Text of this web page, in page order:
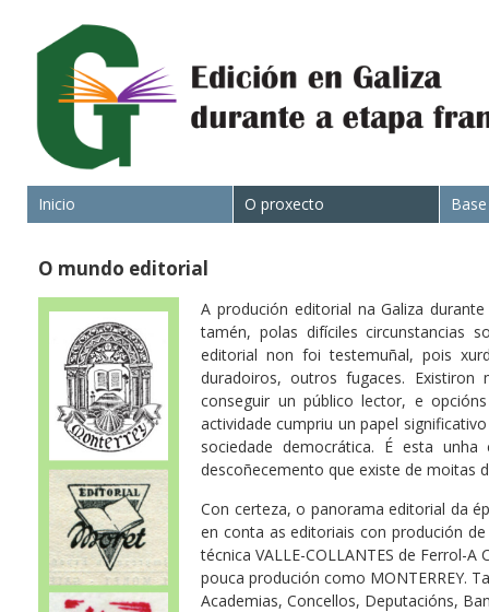
Inicio O proxecto
O mundo editorial
A produción editorial na Galiza
tamén, polas difíciles circunstancias
editorial non foi testemuñal, pois
duradoiros, outros fugaces.
conseguir un público lector, e
actividade cumpriu un papel
sociedade democrática. É esta
descoñecemento que existe de moitas
Con certeza, o panorama editorial da
en conta as editoriais con produción
técnica VALLE-COLLANTES de Ferrol-
pouca produción como MONTERREY.
Academias, Concellos, Deputacións,